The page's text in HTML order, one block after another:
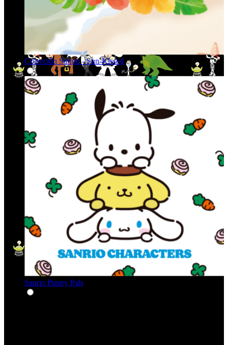
Colección Sanrio - Sun-Kissed
Sanrio Puppy Pals